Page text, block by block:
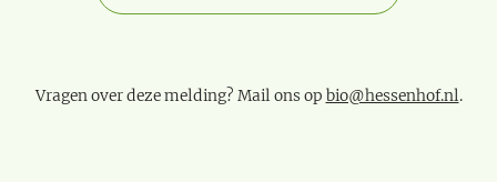
Vragen over deze melding? Mail ons op bio@hessenhof.nl.